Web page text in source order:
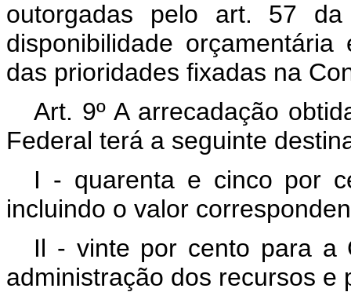
outorgadas pelo art. 57
disponibilidade
das prioridades fixadas na
Art. 9º A arrecadação
Federal terá a seguinte
I - quarenta e cinco por
incluindo o valor
Il - vinte por cento para a
administração dos recursos e